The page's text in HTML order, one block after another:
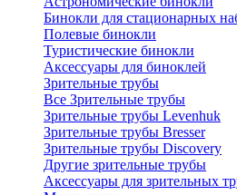
Бинокли для стационарных
Полевые бинокли
Туристические бинокли
Аксессуары для биноклей
Зрительные трубы
Все Зрительные трубы
Зрительные трубы Levenhuk
Зрительные трубы Bresser
Зрительные трубы Discovery
Другие зрительные трубы
Аксессуары для зрительных